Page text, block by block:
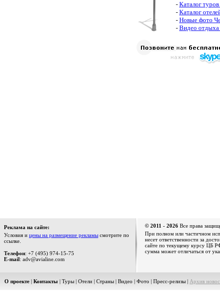
- Каталог
- Каталог
- Новые фото
- Видео отдыха
Реклама на сайте:
Условия и цены на размещение рекламы смотрите по
ссылке.
Телефон: +7 (495) 974-15-75
E-mail: adv@avialine.com
© 2011 - 2026 Все права
При полном или частичном
несет ответственности за
сайте по текущему курсу ЦБ
сумма может отличаться от
О проекте | Контакты | Туры | Отели | Страны | Видео | Фото | Пресс-релизы | Архив